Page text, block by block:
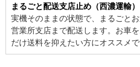
まるごと配送支店止め（西濃運輸）
実機そのままの状態で、まるごと
営業所支店まで配送します。お車
だけ送料を抑えたい方にオススメで